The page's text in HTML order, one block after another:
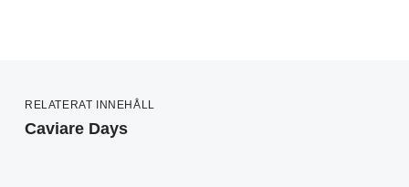
RELATERAT INNEHÅLL
Caviare Days